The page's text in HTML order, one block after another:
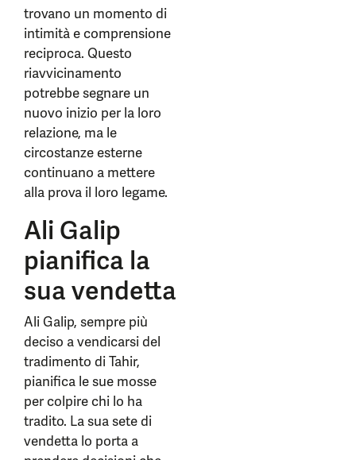
trovano un momento di
intimità e comprensione
reciproca. Questo
riavvicinamento
potrebbe segnare un
nuovo inizio per la loro
relazione, ma le
circostanze esterne
continuano a mettere
alla prova il loro legame.
Ali Galip
pianifica la
sua vendetta
Ali Galip, sempre più
deciso a vendicarsi del
tradimento di Tahir,
pianifica le sue mosse
per colpire chi lo ha
tradito. La sua sete di
vendetta lo porta a